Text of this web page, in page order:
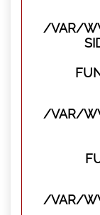
/VAR/
/VAR/
/VAR/